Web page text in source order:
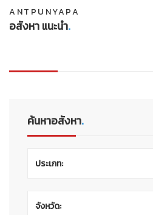
ANTPUNYAPA
อสังหา แนะนำ.
ค้นหาอสังหา.
ประเภท:
จังหวัด: